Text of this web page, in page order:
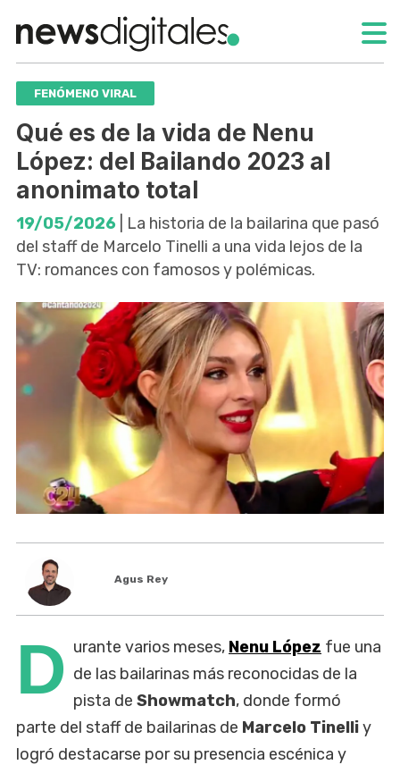
FENÓMENO VIRAL
Qué es de la vida de Nenu
López: del Bailando 2023 al
anonimato total
19/05/2026 | La historia de la bailarina que pasó
del staff de Marcelo Tinelli a una vida lejos de la
TV: romances con famosos y polémicas.
Agus Rey
D urante varios meses, Nenu López fue una
de las bailarinas más reconocidas de la
pista de Showmatch, donde formó
parte del staff de bailarinas de Marcelo Tinelliy
logró destacarse por su presencia escénica y